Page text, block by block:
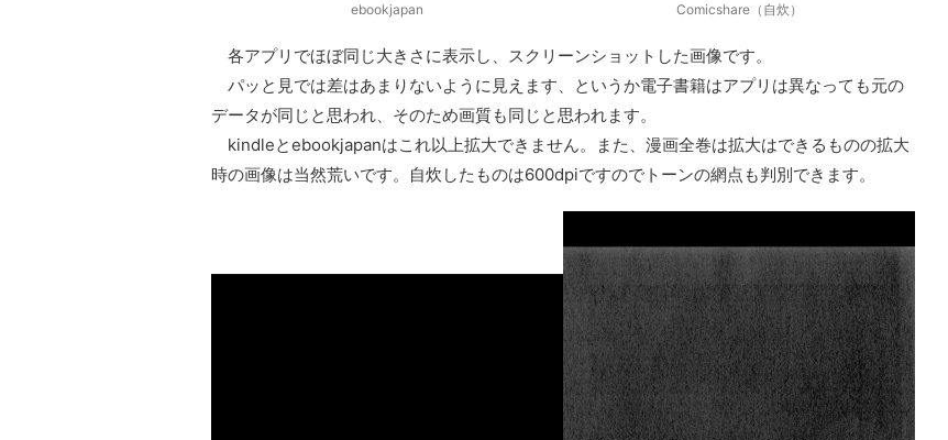
ebookjapan Comicshare（自炊）
各アプリでほぼ同じ大きさに表示し、スクリーンショットした画像です。
パッと見では差はあまりないように見えます、というか電子書籍はアプリは異なっても元の
データが同じと思われ、そのため画質も同じと思われます。
kindleとebookjapanはこれ以上拡大できません。また、漫画全巻は拡大はできるものの拡大
時の画像は当然荒いです。自炊したものは600dpiですのでトーンの網点も判別できます。